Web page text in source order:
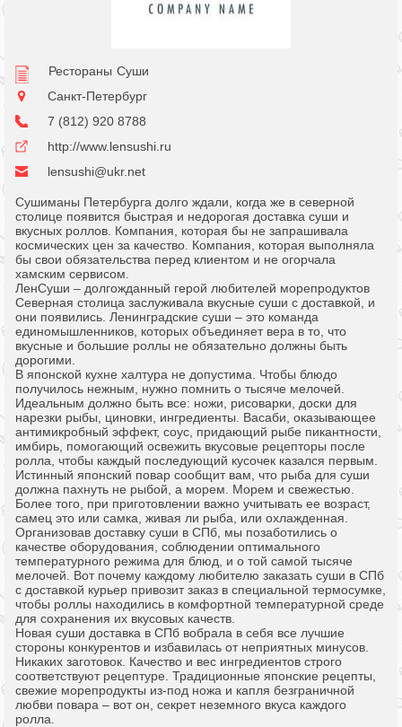
Рестораны Суши
Санкт-Петербург
7 (812) 920 8788
http://www.lensushi.ru
lensushi@ukr.net
Сушиманы Петербурга долго ждали, когда же в северной
столице появится быстрая и недорогая доставка суши и
вкусных роллов. Компания, которая бы не запрашивала
космических цен за качество. Компания, которая выполняла
бы свои обязательства перед клиентом и не огорчала
хамским сервисом.
ЛенСуши – долгожданный герой любителей морепродуктов
Северная столица заслуживала вкусные суши с доставкой, и
они появились. Ленинградские суши – это команда
единомышленников, которых объединяет вера в то, что
вкусные и большие роллы не обязательно должны быть
дорогими.
В японской кухне халтура не допустима. Чтобы блюдо
получилось нежным, нужно помнить о тысяче мелочей.
Идеальным должно быть все: ножи, рисоварки, доски для
нарезки рыбы, циновки, ингредиенты. Васаби, оказывающее
антимикробный эффект, соус, придающий рыбе пикантности,
имбирь, помогающий освежить вкусовые рецепторы после
ролла, чтобы каждый последующий кусочек казался первым.
Истинный японский повар сообщит вам, что рыба для суши
должна пахнуть не рыбой, а морем. Морем и свежестью.
Более того, при приготовлении важно учитывать ее возраст,
самец это или самка, живая ли рыба, или охлажденная.
Организовав доставку суши в СПб, мы позаботились о
качестве оборудования, соблюдении оптимального
температурного режима для блюд, и о той самой тысяче
мелочей. Вот почему каждому любителю заказать суши в СПб
с доставкой курьер привозит заказ в специальной термосумке,
чтобы роллы находились в комфортной температурной среде
для сохранения их вкусовых качеств.
Новая суши доставка в СПб вобрала в себя все лучшие
стороны конкурентов и избавилась от неприятных минусов.
Никаких заготовок. Качество и вес ингредиентов строго
соответствуют рецептуре. Традиционные японские рецепты,
свежие морепродукты из-под ножа и капля безграничной
любви повара – вот он, секрет неземного вкуса каждого
ролла.